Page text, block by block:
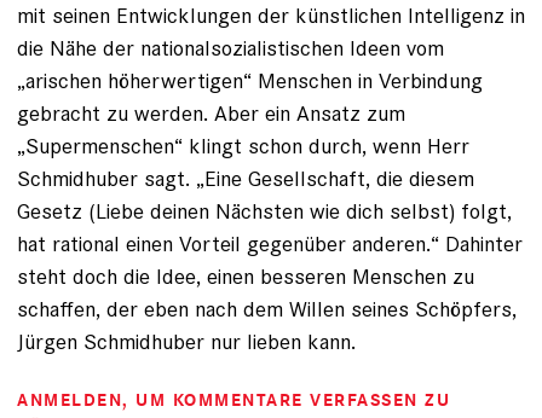
mit seinen Entwicklungen der künstlichen Intelligenz in
die Nähe der nationalsozialistischen Ideen vom
„arischen höherwertigen“ Menschen in Verbindung
gebracht zu werden. Aber ein Ansatz zum
„Supermenschen“ klingt schon durch, wenn Herr
Schmidhuber sagt. „Eine Gesellschaft, die diesem
Gesetz (Liebe deinen Nächsten wie dich selbst) folgt,
hat rational einen Vorteil gegenüber anderen.“ Dahinter
steht doch die Idee, einen besseren Menschen zu
schaffen, der eben nach dem Willen seines Schöpfers,
Jürgen Schmidhuber nur lieben kann.
ANMELDEN, UM KOMMENTARE VERFASSEN ZU